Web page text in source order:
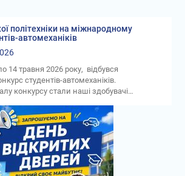
політехніки на міжнародному
автомеханіків
14 травня 2026 року, відбувся
студентів-автомеханіків.
конкурсу стали наші здобувачі…